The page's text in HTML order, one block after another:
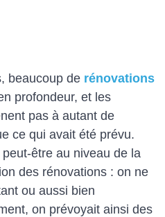
beaucoup de rénovations
profondeur, et les
pas à autant de
ce qui avait été prévu.
être au niveau de la
des rénovations : on ne
ou aussi bien
on prévoyait ainsi des